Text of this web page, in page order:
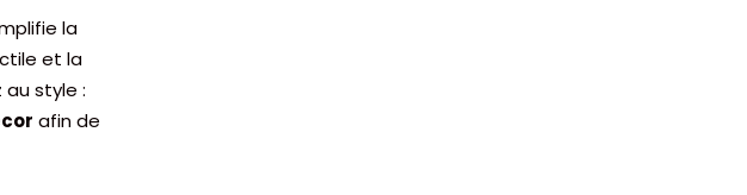
la
et la
style :
afin de